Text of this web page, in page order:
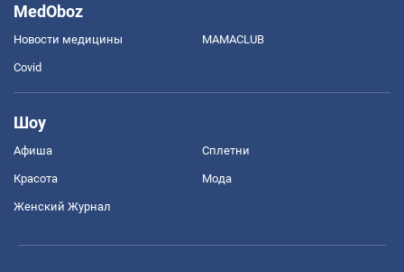
MedOboz
Новости медицины MAMACLUB
Covid
Шоу
Афиша Сплетни
Красота Мода
Женский Журнал